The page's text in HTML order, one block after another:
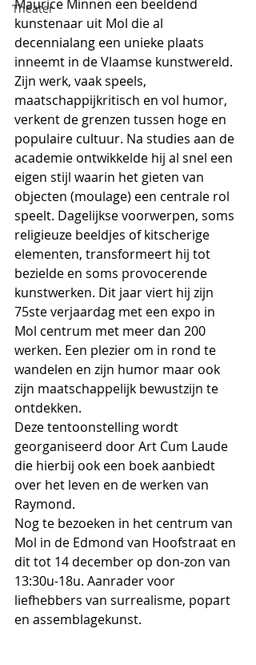
Theater
Maurice Minnen een beeldend
kunstenaar uit Mol die al
decennialang een unieke plaats
inneemt in de Vlaamse kunstwereld.
Zijn werk, vaak speels,
maatschappijkritisch en vol humor,
verkent de grenzen tussen hoge en
populaire cultuur. Na studies aan de
academie ontwikkelde hij al snel een
eigen stijl waarin het gieten van
objecten (moulage) een centrale rol
speelt. Dagelijkse voorwerpen, soms
religieuze beeldjes of kitscherige
elementen, transformeert hij tot
bezielde en soms provocerende
kunstwerken. Dit jaar viert hij zijn
75ste verjaardag met een expo in
Mol centrum met meer dan 200
werken. Een plezier om in rond te
wandelen en zijn humor maar ook
zijn maatschappelijk bewustzijn te
ontdekken.
Deze tentoonstelling wordt
georganiseerd door Art Cum Laude
die hierbij ook een boek aanbiedt
over het leven en de werken van
Raymond.
Nog te bezoeken in het centrum van
Mol in de Edmond van Hoofstraat en
dit tot 14 december op don-zon van
13:30u-18u. Aanrader voor
liefhebbers van surrealisme, popart
en assemblagekunst.